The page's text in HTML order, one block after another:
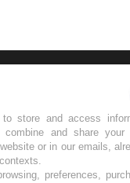
les meilleures
store and access
and share your
or in our emails,
preferences,